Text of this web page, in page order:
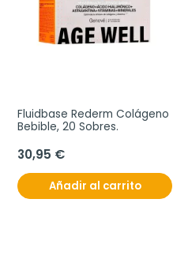
Fluidbase Rederm Colágeno
Bebible, 20 Sobres.
30,95 €
Añadir al carrito